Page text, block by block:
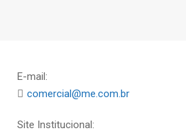
E-mail:
comercial@me.com.br
Site Institucional: